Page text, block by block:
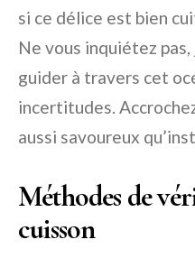
si ce délice est bien
Ne vous inquiétez
guider à travers cet
incertitudes.
aussi savoureux
Méthodes de
cuisson